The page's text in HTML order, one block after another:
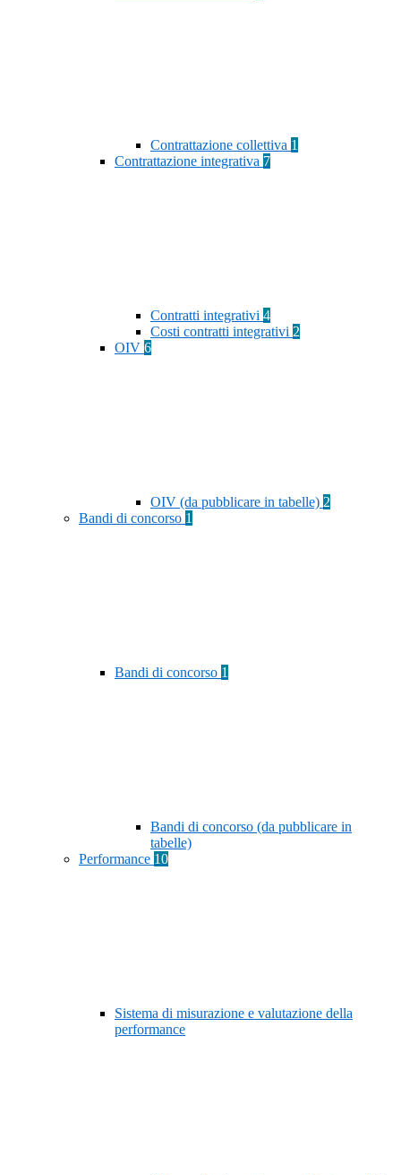
Contrattazione collettiva 1
Contrattazione integrativa 7
Contratti integrativi 4
Costi contratti integrativi 2
OIV 6
OIV (da pubblicare in tabelle) 2
Bandi di concorso 1
Bandi di concorso 1
Bandi di concorso (da pubblicare in
tabelle)
Performance 10
Sistema di misurazione e valutazione della
performance